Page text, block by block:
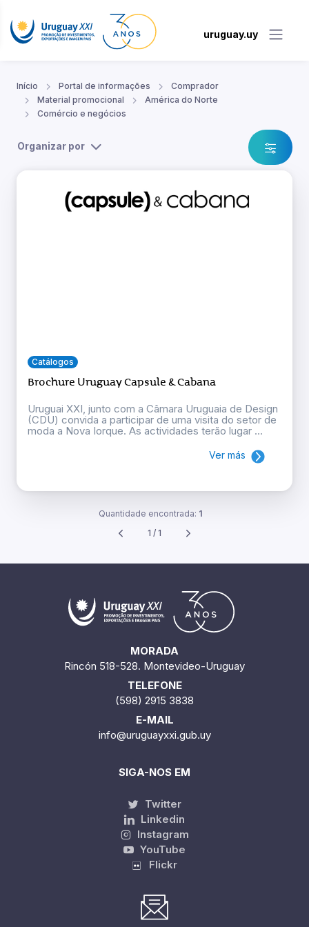
uruguay.uy
Início Portal de informações
Comprador
Material promocional
América do Norte
Comércio e negócios
Organizar por
Catálogos
Brochure Uruguay Capsule & Cabana
Uruguai XXI, junto com a Câmara Uruguaia de Design
(CDU) convida a participar de uma visita do setor de
moda a Nova Iorque. As actividades terão lugar ...
Ver más
Quantidade encontrada: 1
1 / 1
MORADA
Rincón 518-528. Montevideo-Uruguay
TELEFONE
(598) 2915 3838
E-MAIL
info@uruguayxxi.gub.uy
SIGA-NOS EM
Twitter
Linkedin
Instagram
YouTube
Flickr